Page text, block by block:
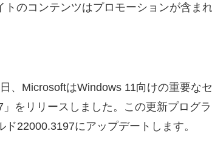
トのコンテンツはプロモーションが含ま
、MicrosoftはWindows 11向けの重要な
」をリリースしました。この更新プログ
ド22000.3197にアップデートします。